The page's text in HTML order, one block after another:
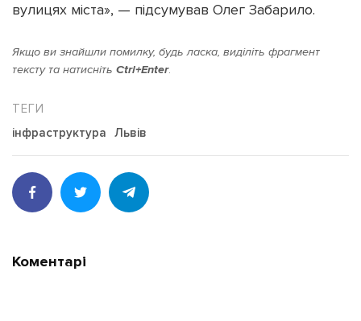
вулицях міста», — підсумував Олег Забарило.
Якщо ви знайшли помилку, будь ласка, виділіть фрагмент
тексту та натисніть Ctrl+Enter.
інфраструктура Львів
Коментарі